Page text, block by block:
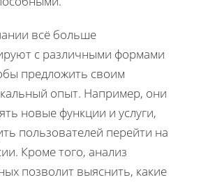
всё больше
с различными формами
предложить своим
опыт. Например, они
новые функции и услуги,
пользователей перейти на
Кроме того, анализ
позволит выяснить, какие